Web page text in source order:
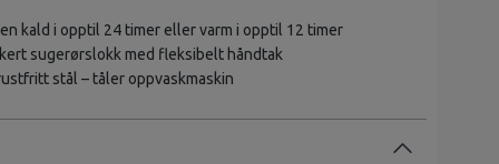
kald i opptil 24 timer eller varm i opptil 12 timer
sugerørslokk med fleksibelt håndtak
stål – tåler oppvaskmaskin